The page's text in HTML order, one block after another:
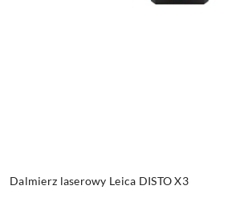
Dalmierz laserowy Leica DISTO X3